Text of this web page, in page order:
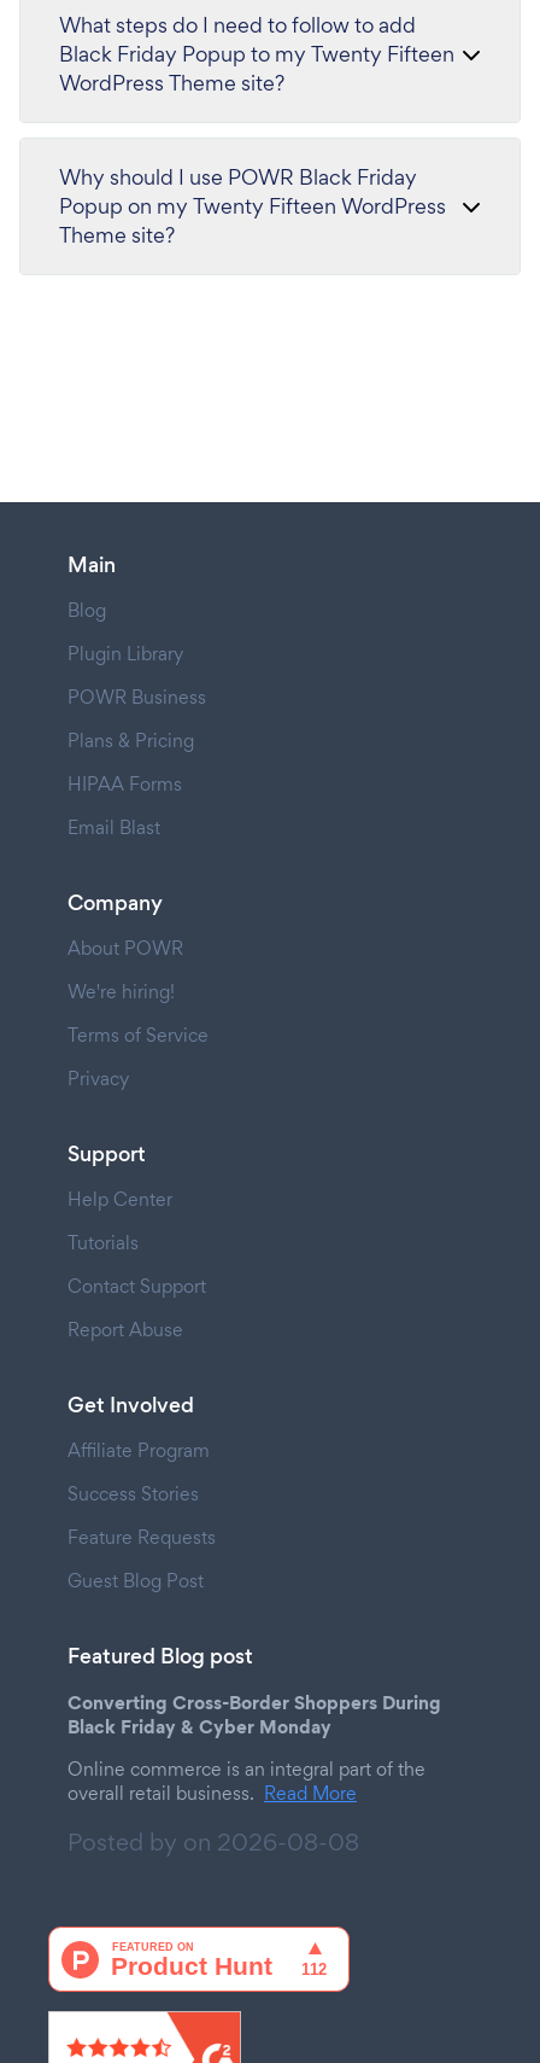
What steps do I need to follow to add
Black Friday Popup to my Twenty Fifteen
WordPress Theme site?
Why should I use POWR Black Friday
Popup on my Twenty Fifteen WordPress
Theme site?
Main
Blog
Plugin Library
POWR Business
Plans & Pricing
HIPAA Forms
Email Blast
Company
About POWR
We're hiring!
Terms of Service
Privacy
Support
Help Center
Tutorials
Contact Support
Report Abuse
Get Involved
Affiliate Program
Success Stories
Feature Requests
Guest Blog Post
Featured Blog post
Converting Cross-Border Shoppers During
Black Friday & Cyber Monday
Online commerce is an integral part of the
overall retail business. Read More
Posted by on 2026-08-08